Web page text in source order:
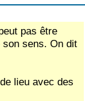
pas être
son sens. On dit
lieu avec des